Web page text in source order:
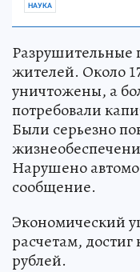
НАУКА
Разрушительные
жителей. Около
уничтожены, а
потребовали
Были серьезно
Нарушено
сообщение.
Экономический
расчетам,
рублей.